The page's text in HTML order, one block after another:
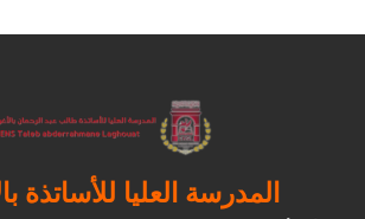
المدرسة العليا للأساتذة